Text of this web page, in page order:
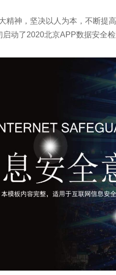
精神，坚决以人为本，不断
动了2020北京APP数据安全检